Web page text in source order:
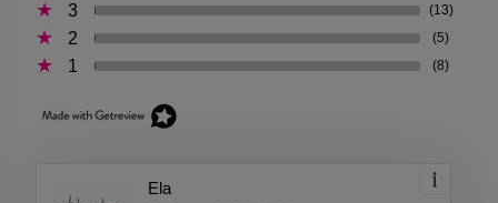
3 (13)
2 (5)
1 (8)
Ela